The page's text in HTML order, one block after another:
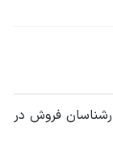
فروش در